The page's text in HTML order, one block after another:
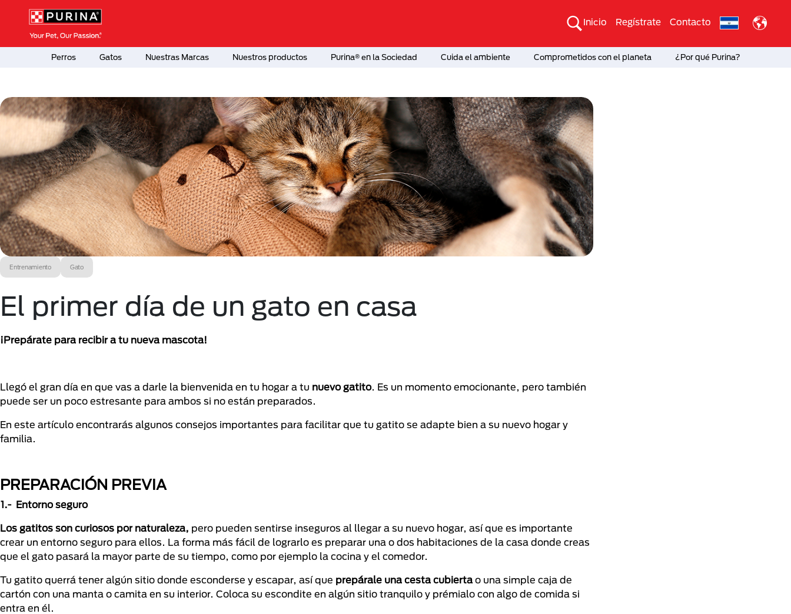
Pasar al contenido principal
Menú Secundario Purina
Inicio Regístrate Contacto
Menú Principal Purina
Perros Gatos Nuestras Marcas Nuestros productos Purina® en la Sociedad Cuida el ambiente Comprometidos con el planeta ¿Por qué Purina?
Entrenamiento Gato
El primer día de un gato en casa
¡Prepárate para recibir a tu nueva mascota!
Llegó el gran día en que vas a darle la bienvenida en tu hogar a tu nuevo gatito. Es un momento emocionante, pero también
puede ser un poco estresante para ambos si no están preparados.
En este artículo encontrarás algunos consejos importantes para facilitar que tu gatito se adapte bien a su nuevo hogar y
familia.
PREPARACIÓN PREVIA
1.- Entorno seguro
Los gatitos son curiosos por naturaleza, pero pueden sentirse inseguros al llegar a su nuevo hogar, así que es importante
crear un entorno seguro para ellos. La forma más fácil de lograrlo es preparar una o dos habitaciones de la casa donde creas
que el gato pasará la mayor parte de su tiempo, como por ejemplo la cocina y el comedor.
Tu gatito querrá tener algún sitio donde esconderse y escapar, así que prepárale una cesta cubierta o una simple caja de
cartón con una manta o camita en su interior. Coloca su escondite en algún sitio tranquilo y prémialo con algo de comida si
entra en él.